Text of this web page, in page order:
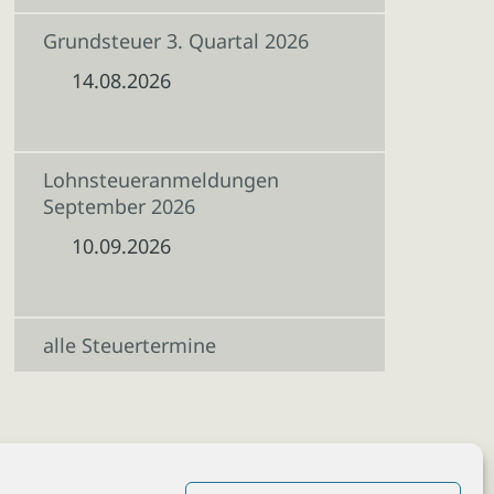
Grundsteuer 3. Quartal 2026
14.08.2026
Lohnsteueranmeldungen
September 2026
10.09.2026
alle Steuertermine